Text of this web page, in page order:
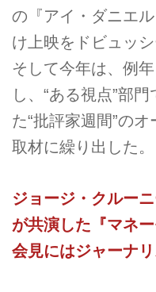
の『アイ・ダニエ
け上映をドビュッ
そして今年は、例
し、“ある視点”部
た“批評家週間”の
取材に繰り出した。
ジョージ・クルー
が共演した『マネ
会見にはジャーナリ